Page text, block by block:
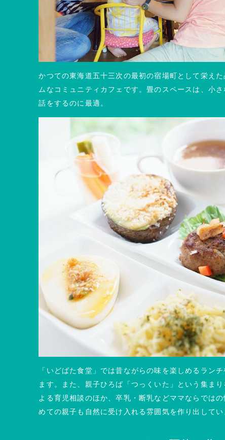
かつての東海道五十三次の最初の宿場町として栄え
ムなコミュニティカフェです。畳のスペースは、小
話をするのに最適。
「いどばた食堂」では昔ながらの味を楽しめるラン
ます。また、親子ひろば「つっくいた」という集ま
よる育児相談のほか、卒乳・断乳などママならでは
めての親子も自然に受け入れる雰囲気を作り出してい